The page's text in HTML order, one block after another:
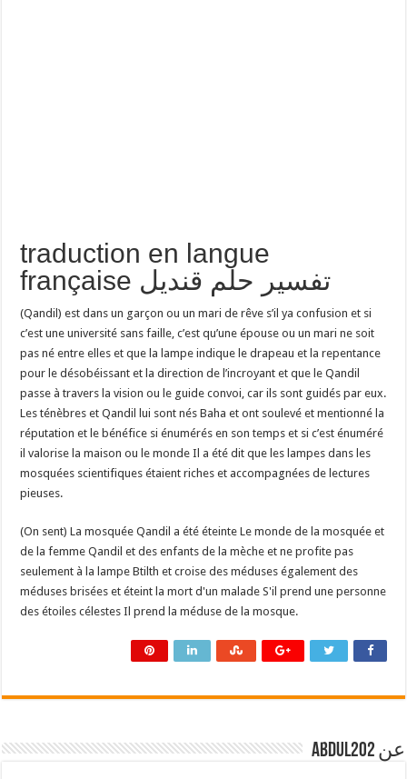
traduction en langue
française تفسير حلم قنديل
(Qandil) est dans un garçon ou un mari de rêve s’il ya confusion et si
c’est une université sans faille, c’est qu’une épouse ou un mari ne soit
pas né entre elles et que la lampe indique le drapeau et la repentance
pour le désobéissant et la direction de l’incroyant et que le Qandil
passe à travers la vision ou le guide convoi, car ils sont guidés par eux.
Les ténèbres et Qandil lui sont nés Baha et ont soulevé et mentionné la
réputation et le bénéfice si énumérés en son temps et si c’est énuméré
il valorise la maison ou le monde Il a été dit que les lampes dans les
mosquées scientifiques étaient riches et accompagnées de lectures
pieuses.
(On sent) La mosquée Qandil a été éteinte Le monde de la mosquée et
de la femme Qandil et des enfants de la mèche et ne profite pas
seulement à la lampe Btilth et croise des méduses également des
méduses brisées et éteint la mort d'un malade S'il prend une personne
des étoiles célestes Il prend la méduse de la mosque.
عن abdul202